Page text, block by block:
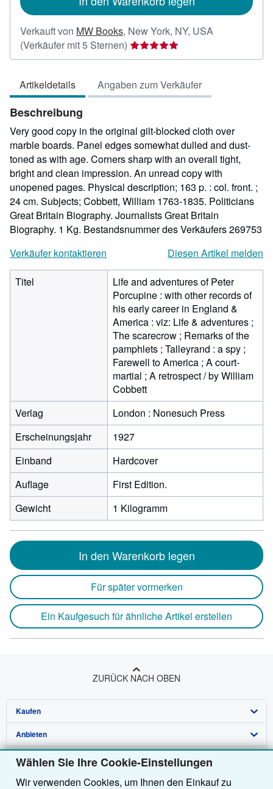
Wählen Sie Ihre Cookie-Einstellungen
Wir verwenden Cookies, um Ihnen den Einkauf zu
Verkauft von MW Books, New York, NY, USA
(Verkäufer mit 5 Sternen) Verkäuferbewertung
5
5
Sternen
Artikeldetails Angaben zum Verkäufer
Beschreibung
Very good copy in the original gilt-blocked cloth over
marble boards. Panel edges somewhat dulled and dust-
toned as with age. Corners sharp with an overall tight,
bright and clean impression. An unread copy with
unopened pages. Physical description; 163 p. : col. front. ;
24 cm. Subjects; Cobbett, William 1763-1835. Politicians
Great Britain Biography. Journalists Great Britain
Biography. 1 Kg. Bestandsnummer des Verkäufers 269753
Verkäufer kontaktieren
Diesen Artikel melden
Titel
Life and adventures of Peter
Porcupine : with other records of
his early career in England &
America : viz: Life & adventures ;
The scarecrow ; Remarks of the
pamphlets ; Talleyrand : a spy ;
Farewell to America ; A court-
martial ; A retrospect / by William
Cobbett
Verlag
London : Nonesuch Press
Erscheinungsjahr
1927
Einband
Hardcover
Auflage
First Edition.
Gewicht
1 Kilogramm
In den Warenkorb legen
Für später vormerken
Ein Kaufgesuch für ähnliche Artikel erstellen
ZURÜCK NACH OBEN
Kaufen
Detailsuche
Sammlungen
Nutzerkonto
Anbieten
Verkäufer werden
Partnerprogramm
Über uns
Über uns / Impressum
Hilfe